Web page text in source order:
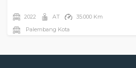
2022 AT
35.000 Km
Palembang Kota